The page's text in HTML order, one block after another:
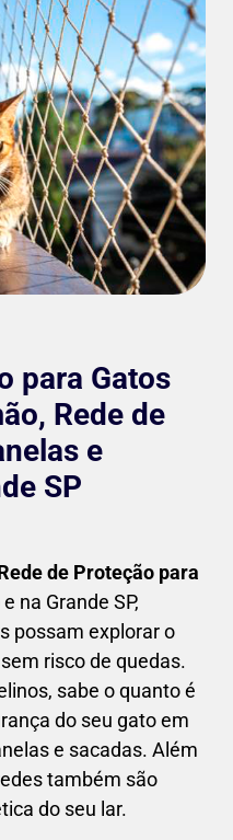
para Gatos
Rede de
e
SP
de Proteção para
e na Grande SP,
possam explorar o
risco de quedas.
sabe o quanto é
do seu gato em
e sacadas. Além
também são
do seu lar.